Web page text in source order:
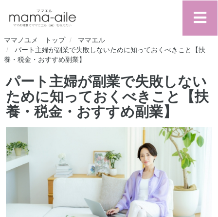
ママノユメ トップ
ママエル
パート主婦が副業で失敗しないために知っておくべきこと【扶
養・税金・おすすめ副業】
パート主婦が副業で失敗しない
ために知っておくべきこと【扶
養・税金・おすすめ副業】